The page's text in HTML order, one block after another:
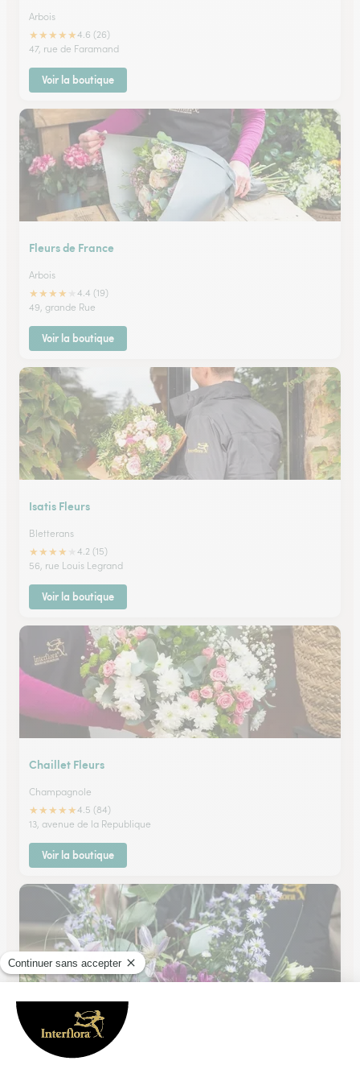
Arbois
★★★★★4.6 (26)
47, rue de Faramand
Voir la boutique
Fleurs de France
Arbois
★★★★
4.4 (19)
49, grande Rue
Voir la boutique
Isatis Fleurs
Bletterans
★★★★
4.2 (15)
56, rue Louis Legrand
Voir la boutique
Chaillet Fleurs
Champagnole
★★★★★4.5 (84)
13, avenue de la Republique
Voir la boutique
Au Val Fleuri
Mont Sous Vaudrey